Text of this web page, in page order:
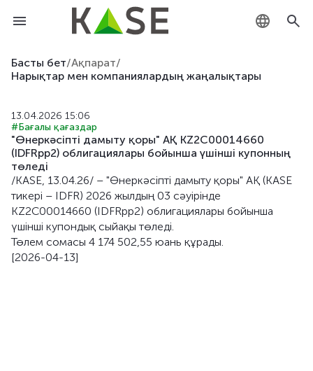
Басты бет/Ақпарат/
Нарықтар мен компаниялардың жаңалықтары
13.04.2026 15:06
#Бағалы қағаздар
"Өнеркәсіпті дамыту қоры" АҚ KZ2C00014660
(IDFRpp2) облигациялары бойынша үшінші купонның
төледi
/KASE, 13.04.26/ – "Өнеркәсіпті дамыту қоры" АҚ (KASE
тикері – IDFR) 2026 жылдың 03 сәуірiнде
KZ2C00014660 (IDFRpp2) облигациялары бойынша
үшінші купондық сыйақы төледі.
Төлем сомасы 4 174 502,55 юань құрады.
[2026-04-13]